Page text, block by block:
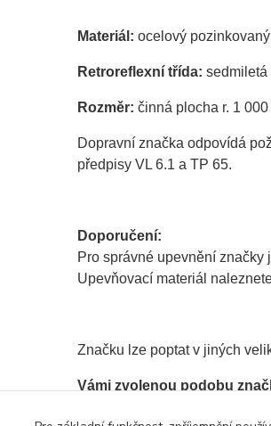
Materiál: ocelový
Retroreflexní třída: sedmiletá
Rozměr: činná plocha r. 1
Dopravní značka odpovídá
předpisy VL 6.1 a TP 65.
Doporučení:
Pro správné upevnění značky
Upevňovací materiál
Značku lze poptat v jiných
Vámi zvolenou podobu